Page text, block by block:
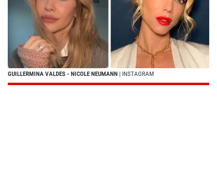
GUILLERMINA VALDES - NICOLE NEUMANN | INSTAGRAM